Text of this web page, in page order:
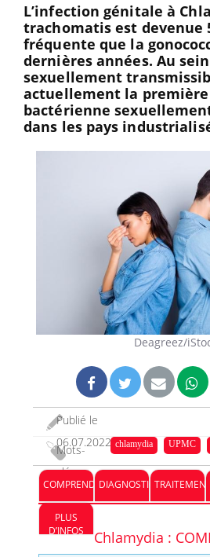
L’infection génitale à
trachomatis est devenue
fréquente que la
dernières années. Au
sexuellement
actuellement la
bactérienne
dans les pays
Deagreez/
Publié le
06.07.2022
Mots-
clés :
chlamydia UPMC
COMPRENDREDIAGNOSTICTRAITEMENT
PLUS
D’INFOS
Chlamydia :